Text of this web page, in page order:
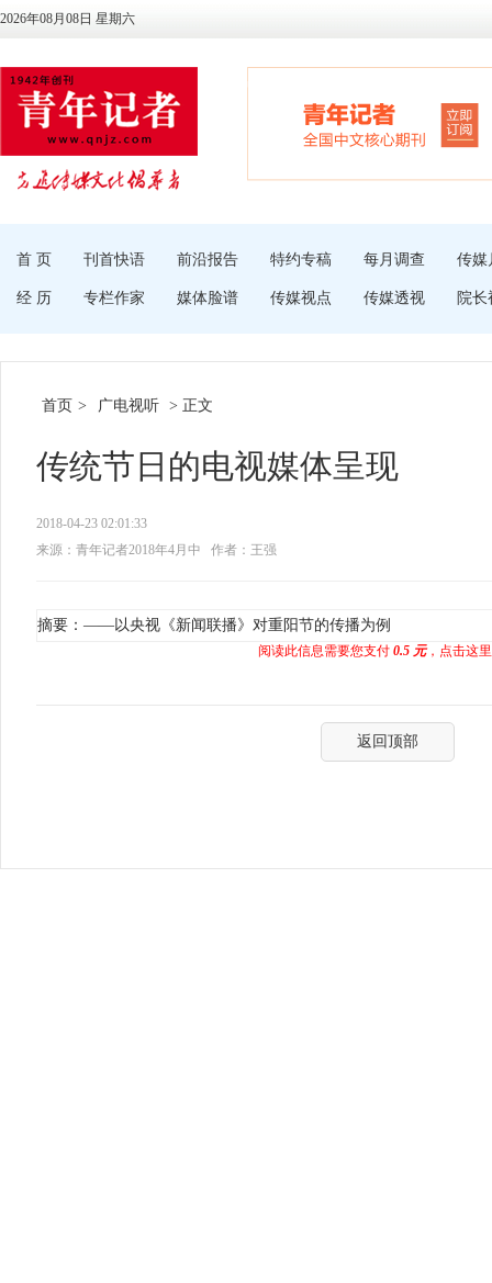
2026年08月08日 星期六
首 页 刊首快语 前沿报告 特约专稿 每月调查 传媒
经 历 专栏作家 媒体脸谱 传媒视点 传媒透视 院长
首页 > 广电视听 > 正文
传统节日的电视媒体呈现
2018-04-23 02:01:33
来源：青年记者2018年4月中
作者：王强
摘要：——以央视《新闻联播》对重阳节的传播为例
阅读此信息需要您支付 0.5 元，点击这
返回顶部